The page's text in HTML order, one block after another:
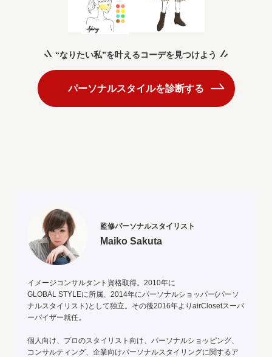
“なりたい私”を叶えるコーデを見つけよう
パーソナルスタイルを診断する
監修パーソナルスタイリスト
Maiko Sakuta
イメージコンサルタント資格取得。2010年に
GLOBAL STYLEに所属、2014年にパーソナルショッパー(パーソ
ナルスタイリスト)として独立。その後2016年よりairClosetスーパ
ーバイザー就任。
個人向け、プロのスタイリスト向け、パーソナルショッピング、
コンサルティング、企業向けパーソナルスタイリングに関するア